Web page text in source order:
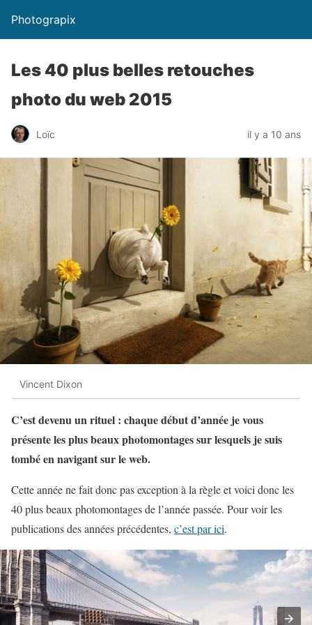
Photograpix
Les 40 plus belles retouches
photo du web 2015
Loïc il y a 10 ans
Vincent Dixon
C’est devenu un rituel : chaque début d’année je vous
présente les plus beaux photomontages sur lesquels je suis
tombé en navigant sur le web.
Cette année ne fait donc pas exception à la règle et voici donc les
40 plus beaux photomontages de l’année passée. Pour voir les
publications des années précédentes, c’est par ici.